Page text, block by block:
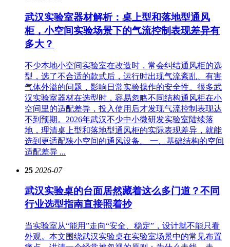
武汉实验室器材解析：桌上型和落地型通风
柜，小空间实验场景下的气流控制表现差异有
多大？
不少本地小空间实验室在改造时，常会纠结通风柜的选
型，选了不合适的款式后，运行时出现气流紊乱、有害
气体外溢的问题，影响日常实验操作的安全性。很多武
汉实验室器材在选型时，容易忽略不同结构通风柜在小
空间里的适配差异，投入使用后才发现气流控制表现达
不到预期。2026年武汉不少中小微研发实验室陆续落
地，理清桌上型和落地型通风柜的实际表现差异，就能
选到更适配狭小空间的通风设备。 一、基础结构的空间
适配差异 ...
25 2026-07
武汉实验桌的台面居然藏着这么多门道？不同
行业选型指南直接照着抄
当实验室从“能用”走向“安全、稳定”，设计就不能只看
外观。本文围绕武汉实验桌在实验室场景中的常见布置